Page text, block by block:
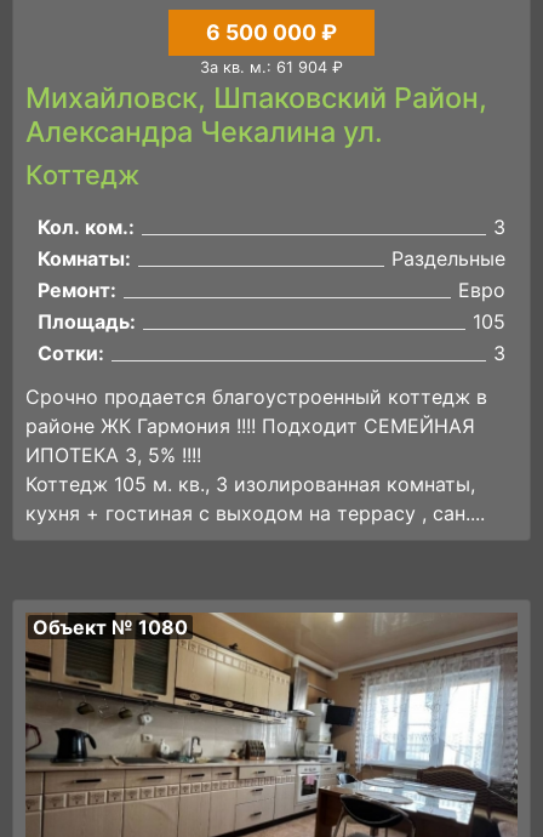
6 500 000 ₽
За кв. м.: 61 904 ₽
Михайловск, Шпаковский Район,
Александра Чекалина ул.
Коттедж
Кол. ком.:
3
Комнаты:
Раздельные
Ремонт:
Евро
Площадь:
105
Сотки:
3
Срочно продается благоустроенный коттедж в
районе ЖК Гармония !!!! Подходит СЕМЕЙНАЯ
ИПОТЕКА 3, 5% !!!!
Коттедж 105 м. кв., 3 изолированная комнаты,
кухня + гостиная с выходом на террасу , сан....
Объект № 1080